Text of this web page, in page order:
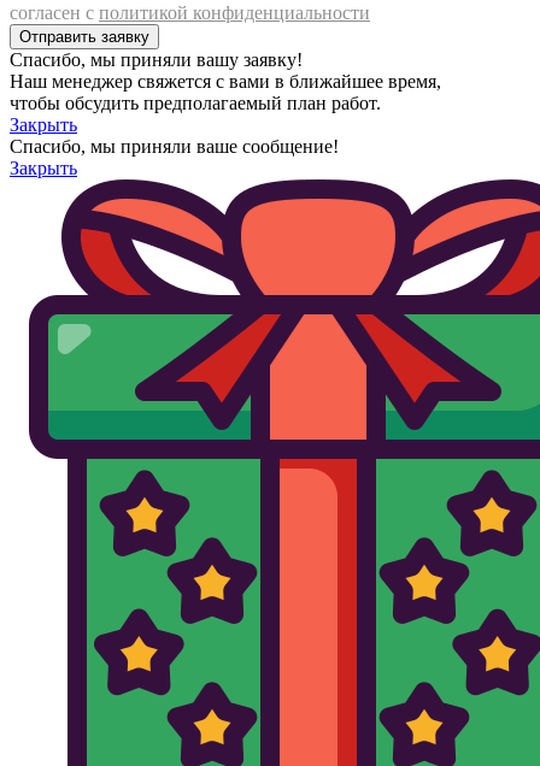
согласен с политикой конфиденциальности
Спасибо, мы приняли вашу заявку!
Наш менеджер свяжется с вами в ближайшее время,
чтобы обсудить предполагаемый план работ.
Закрыть
Спасибо, мы приняли ваше сообщение!
Закрыть